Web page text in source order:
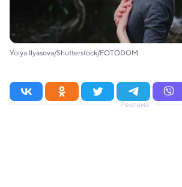
Yolya Ilyasova/Shutterstock/FOTODOM
Реклама